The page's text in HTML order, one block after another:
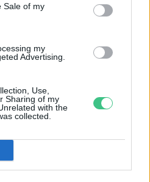
Sale of my
my
Advertising.
Use,
Sharing of my
with the
collected.
szervezett
begyűjtés
égetés veszélyére
a katasztrófavédelem